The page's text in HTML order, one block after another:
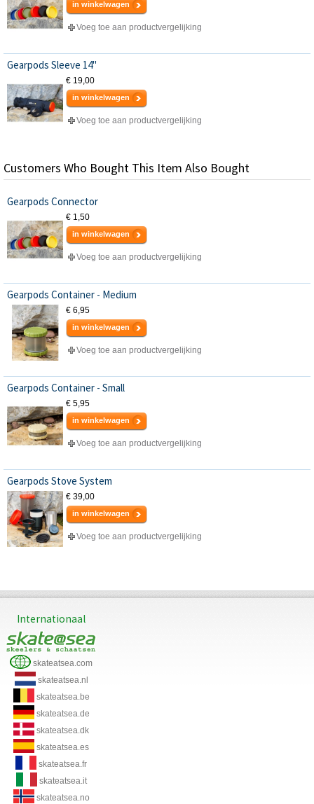
in winkelwagen
Voeg toe aan productvergelijking
Gearpods Sleeve 14"
€ 19,00
in winkelwagen
Voeg toe aan productvergelijking
Customers Who Bought This Item Also Bought
Gearpods Connector
€ 1,50
in winkelwagen
Voeg toe aan productvergelijking
Gearpods Container - Medium
€ 6,95
in winkelwagen
Voeg toe aan productvergelijking
Gearpods Container - Small
€ 5,95
in winkelwagen
Voeg toe aan productvergelijking
Gearpods Stove System
€ 39,00
in winkelwagen
Voeg toe aan productvergelijking
Internationaal
skateatsea.com
skateatsea.nl
skateatsea.be
skateatsea.de
skateatsea.dk
skateatsea.es
skateatsea.fr
skateatsea.it
skateatsea.no